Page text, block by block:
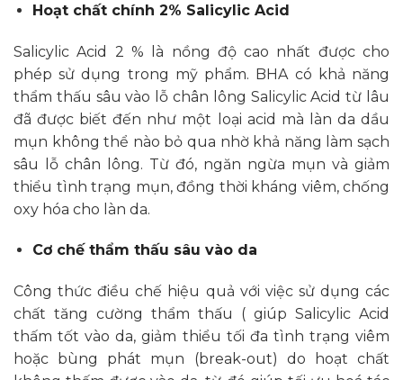
Hoạt chất chính 2% Salicylic Acid
Salicylic Acid 2 % là nồng độ cao nhất được cho
phép sử dụng trong mỹ phẩm. BHA có khả năng
thẩm thấu sâu vào lỗ chân lông Salicylic Acid từ lâu
đã được biết đến như một loại acid mà làn da dầu
mụn không thể nào bỏ qua nhờ khả năng làm sạch
sâu lỗ chân lông. Từ đó, ngăn ngừa mụn và giảm
thiểu tình trạng mụn, đồng thời kháng viêm, chống
oxy hóa cho làn da.
Cơ chế thẩm thấu sâu vào da
Công thức điều chế hiệu quả với việc sử dụng các
chất tăng cường thẩm thấu ( giúp Salicylic Acid
thấm tốt vào da, giảm thiểu tối đa tình trạng viêm
hoặc bùng phát mụn (break-out) do hoạt chất